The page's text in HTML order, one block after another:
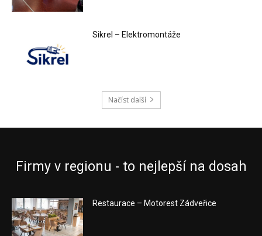
Sikrel – Elektromontáže
Načíst další
Firmy v regionu - to nejlepší na dosah
Restaurace – Motorest Zádveřice